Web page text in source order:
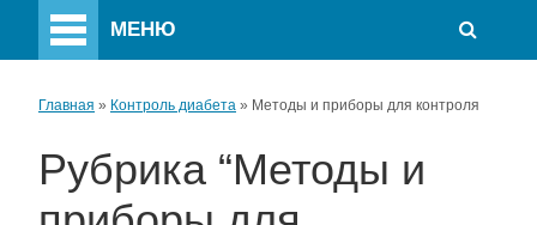
МЕНЮ
Главная » Контроль диабета » Методы и приборы для контроля
Рубрика “Методы и